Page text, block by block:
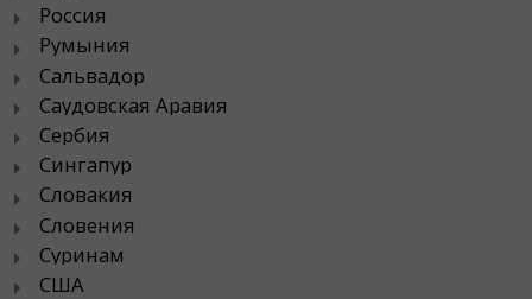
Россия
Румыния
Сальвадор
Саудовская Аравия
Сербия
Сингапур
Словакия
Словения
Суринам
США